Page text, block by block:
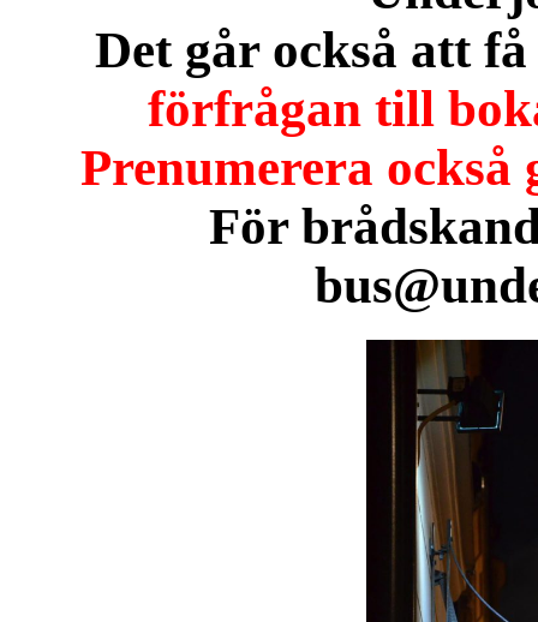
Det går också att
förfrågan till
Prenumerera också
För